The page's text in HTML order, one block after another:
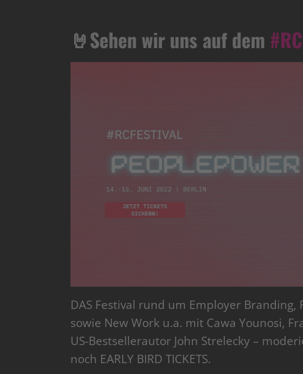
🤘Sehen wir uns auf dem
DAS Festival rund um Employer
sowie New Work u.a. mit Cawa Younosi,
US-Bestsellerautor John Strelecky –
noch EARLY BIRD TICKETS.